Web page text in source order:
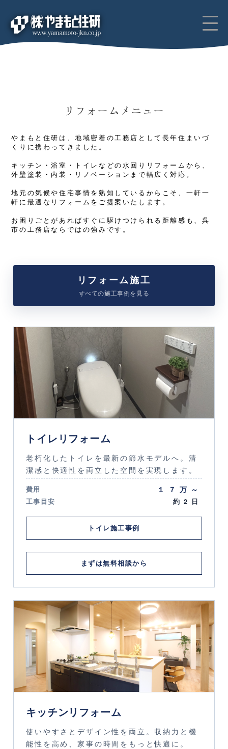
リフォームメニュー
やまもと住研は、地域密着の工務店として長年住まいづ
くりに携わってきました。
キッチン・浴室・トイレなどの水回りリフォームから、
外壁塗装・内装・リノベーションまで幅広く対応。
地元の気候や住宅事情を熟知しているからこそ、一軒一
軒に最適なリフォームをご提案いたします。
お困りごとがあればすぐに駆けつけられる距離感も、呉
市の工務店ならではの強みです。
リフォーム施工
すべての施工事例を見る
トイレリフォーム
老朽化したトイレを最新の節水モデルへ。清
潔感と快適性を両立した空間を実現します。
費用 １７万～
工事目安 約2日
トイレ施工事例
まずは無料相談から
キッチンリフォーム
使いやすさとデザイン性を両立。収納力と機
能性を高め、家事の時間をもっと快適に。